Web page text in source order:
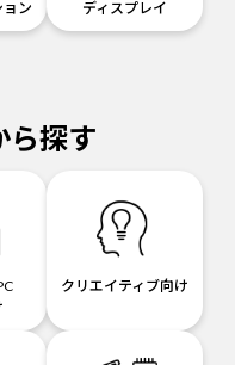
ン ディスプレイ
ら探す
クリエイティブ向け